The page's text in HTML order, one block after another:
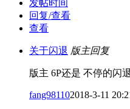
发帖时间
回复/查看
查看
关于闪退 版主回复
版主 6P还是 不停的闪
fang981102018-3-11